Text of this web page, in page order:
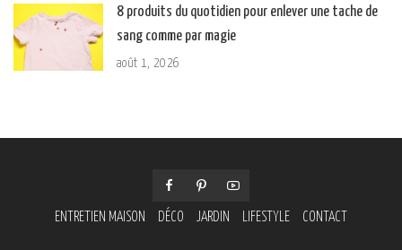
8 produits du quotidien pour enlever une tache de
sang comme par magie
août 1, 2026
ENTRETIEN MAISON DÉCO JARDIN LIFESTYLE CONTACT